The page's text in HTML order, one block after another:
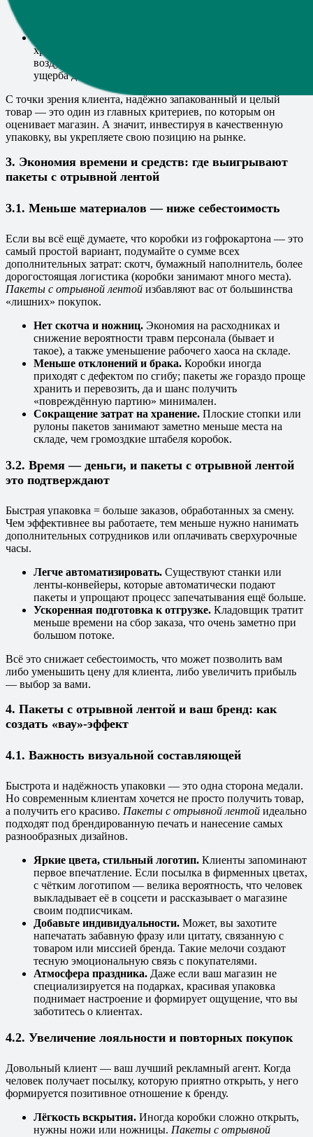
хрупкий, вы можете добавить «пузырчатую» плёнку,
воздушные подушки или мягкий наполнитель, без
ущерба для эстетики и скорости упаковки.
С точки зрения клиента, надёжно запакованный и целый
товар — это один из главных критериев, по которым он
оценивает магазин. А значит, инвестируя в качественную
упаковку, вы укрепляете свою позицию на рынке.
3. Экономия времени и средств: где выигрывают
пакеты с отрывной лентой
3.1. Меньше материалов — ниже себестоимость
Если вы всё ещё думаете, что коробки из гофрокартона — это
самый простой вариант, подумайте о сумме всех
дополнительных затрат: скотч, бумажный наполнитель, более
дорогостоящая логистика (коробки занимают много места).
Пакеты с отрывной лентой избавляют вас от большинства
«лишних» покупок.
Нет скотча и ножниц. Экономия на расходниках и
снижение вероятности травм персонала (бывает и
такое), а также уменьшение рабочего хаоса на складе.
Меньше отклонений и брака. Коробки иногда
приходят с дефектом по сгибу; пакеты же гораздо проще
хранить и перевозить, да и шанс получить
«повреждённую партию» минимален.
Сокращение затрат на хранение. Плоские стопки или
рулоны пакетов занимают заметно меньше места на
складе, чем громоздкие штабеля коробок.
3.2. Время — деньги, и пакеты с отрывной лентой
это подтверждают
Быстрая упаковка = больше заказов, обработанных за смену.
Чем эффективнее вы работаете, тем меньше нужно нанимать
дополнительных сотрудников или оплачивать сверхурочные
часы.
Легче автоматизировать. Существуют станки или
ленты-конвейеры, которые автоматически подают
пакеты и упрощают процесс запечатывания ещё больше.
Ускоренная подготовка к отгрузке. Кладовщик тратит
меньше времени на сбор заказа, что очень заметно при
большом потоке.
Всё это снижает себестоимость, что может позволить вам
либо уменьшить цену для клиента, либо увеличить прибыль
— выбор за вами.
4. Пакеты с отрывной лентой и ваш бренд: как
создать «вау»-эффект
4.1. Важность визуальной составляющей
Быстрота и надёжность упаковки — это одна сторона медали.
Но современным клиентам хочется не просто получить товар,
а получить его красиво. Пакеты с отрывной лентой идеально
подходят под брендированную печать и нанесение самых
разнообразных дизайнов.
Яркие цвета, стильный логотип. Клиенты запоминают
первое впечатление. Если посылка в фирменных цветах,
с чётким логотипом — велика вероятность, что человек
выкладывает её в соцсети и рассказывает о магазине
своим подписчикам.
Добавьте индивидуальности. Может, вы захотите
напечатать забавную фразу или цитату, связанную с
товаром или миссией бренда. Такие мелочи создают
тесную эмоциональную связь с покупателями.
Атмосфера праздника. Даже если ваш магазин не
специализируется на подарках, красивая упаковка
поднимает настроение и формирует ощущение, что вы
заботитесь о клиентах.
4.2. Увеличение лояльности и повторных покупок
Довольный клиент — ваш лучший рекламный агент. Когда
человек получает посылку, которую приятно открыть, у него
формируется позитивное отношение к бренду.
Лёгкость вскрытия. Иногда коробки сложно открыть,
нужны ножи или ножницы. Пакеты с отрывной